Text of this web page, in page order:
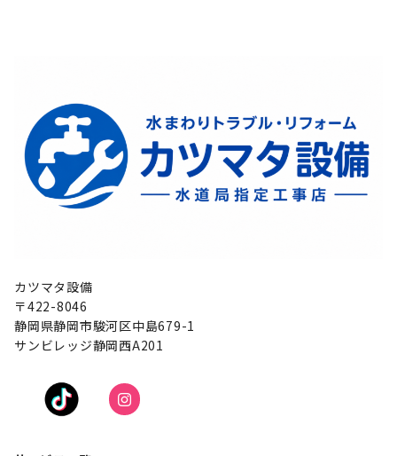
カツマタ設備
〒422-8046
静岡県静岡市駿河区中島679-1
サンビレッジ静岡西A201